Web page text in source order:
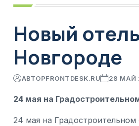
Новый
Новгороде
АВТОРFRONTDESK.RU 28 МАЙ
24 мая на
24 мая на